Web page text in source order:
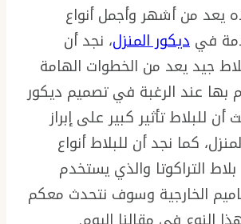
يعد من أشهر وأجمل أنواع
في ديكور المنزل، نجد أن
جيد يعد من الخطوات الهامة
بها عند الرغبة في تصميم ديكور
أن للبلاط تأثير كبير على إبراز
كما نجد أن للبلاط أنواع
التراكوتا والذي يستخدم
الخارجية وسوف نتحدث معكم